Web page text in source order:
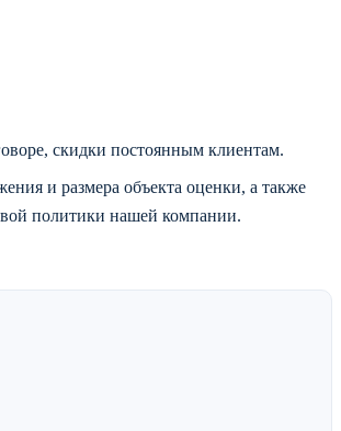
скидки постоянным клиентам.
и размера объекта оценки, а также
политики нашей компании.